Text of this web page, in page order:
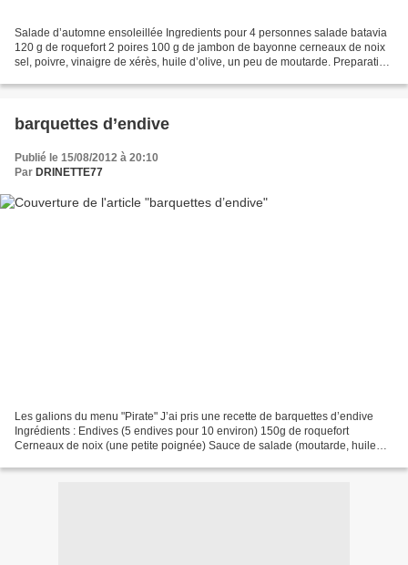
Salade d’automne ensoleillée Ingredients pour 4 personnes salade batavia
120 g de roquefort 2 poires 100 g de jambon de bayonne cerneaux de noix
sel, poivre, vinaigre de xérès, huile d’olive, un peu de moutarde. Preparation
barquettes d’endive
Publié le 15/08/2012 à 20:10
Par DRINETTE77
Les galions du menu "Pirate" J’ai pris une recette de barquettes d’endive
Ingrédients : Endives (5 endives pour 10 environ) 150g de roquefort
Cerneaux de noix (une petite poignée) Sauce de salade (moutarde, huile